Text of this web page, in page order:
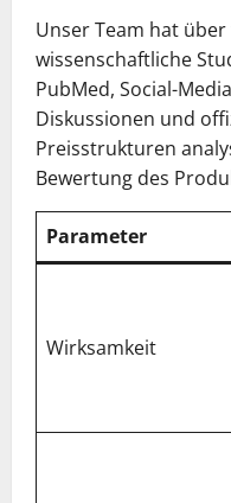
Unser Team hat
wissenschaftliche
PubMed, Social-
Diskussionen und
Preisstrukturen
Bewertung des
Parameter
Wirksamkeit